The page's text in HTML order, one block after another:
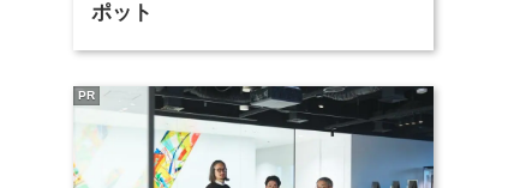
ポット
PR